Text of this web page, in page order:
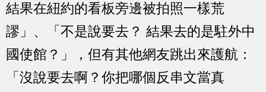
結果在紐約的看板旁邊被拍照一樣荒
謬」、「不是說要去？ 結果去的是駐外中
國使館？」，但有其他網友跳出來護航：
「沒說要去啊？你把哪個反串文當真